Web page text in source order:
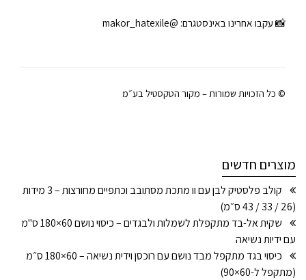
📸 עקבו אחרינו באינסטגרם: @makor_hatexile
© כל הזכויות שמורות – מקור הטקסטיל בע״מ
מוצרים חדשים
קולב פלסטיק לבן עם וו מתכת מסתובב וכתפיים מחורצות – 3 מידות
(26 / 33 / 43 ס״מ)
שקית אל-בד מתקפלת לשמלות ולבגדים – כיסוי נושם 60×180 ס"מ
עם ידיות נשיאה
כיסוי בגד מתקפל מבד נושם עם רוכסן וידית נשיאה – 60×180 ס״מ
(מתקפל ל-60×90)